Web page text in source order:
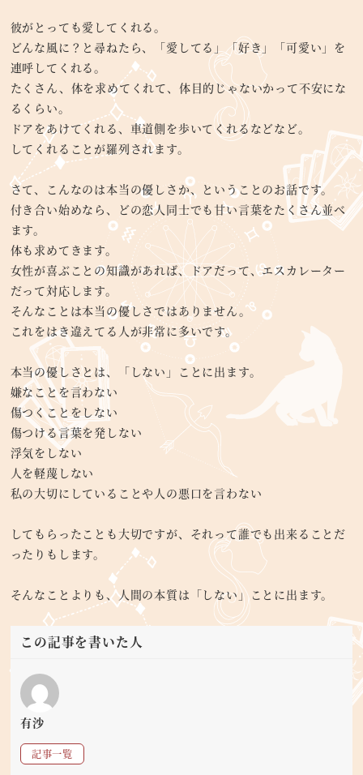
彼がとっても愛してくれる。
どんな風に？と尋ねたら、「愛してる」「好き」「可愛い」を
連呼してくれる。
たくさん、体を求めてくれて、体目的じゃないかって不安にな
るくらい。
ドアをあけてくれる、車道側を歩いてくれるなどなど。
してくれることが羅列されます。
さて、こんなのは本当の優しさか、ということのお話です。
付き合い始めなら、どの恋人同士でも甘い言葉をたくさん並べ
ます。
体も求めてきます。
女性が喜ぶことの知識があれば、ドアだって、エスカレーター
だって対応します。
そんなことは本当の優しさではありません。
これをはき違えてる人が非常に多いです。
本当の優しさとは、「しない」ことに出ます。
嫌なことを言わない
傷つくことをしない
傷つける言葉を発しない
浮気をしない
人を軽蔑しない
私の大切にしていることや人の悪口を言わない
してもらったことも大切ですが、それって誰でも出来ることだ
ったりもします。
そんなことよりも、人間の本質は「しない」ことに出ます。
この記事を書いた人
有沙
記事一覧